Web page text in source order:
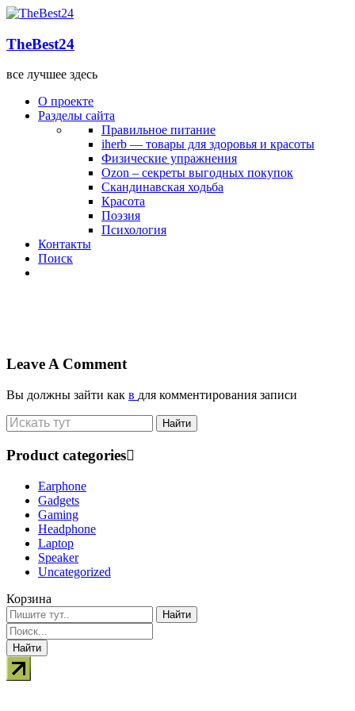
TheBest24
все лучшее здесь
О проекте
Разделы сайта
Правильное питание
iherb — товары для здоровья и красоты
Физические упражнения
Ozon – секреты выгодных покупок
Скандинавская ходьба
Красота
Поэзия
Психология
Контакты
Поиск
Leave A Comment
Вы должны зайти как в для комментирования записи
Product categories
Earphone
Gadgets
Gaming
Headphone
Laptop
Speaker
Uncategorized
Корзина